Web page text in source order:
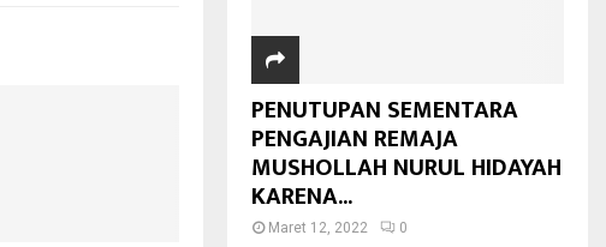
PENUTUPAN SEMENTARA
PENGAJIAN REMAJA
MUSHOLLAH NURUL HIDAYAH
KARENA...
Maret 12, 2022 0